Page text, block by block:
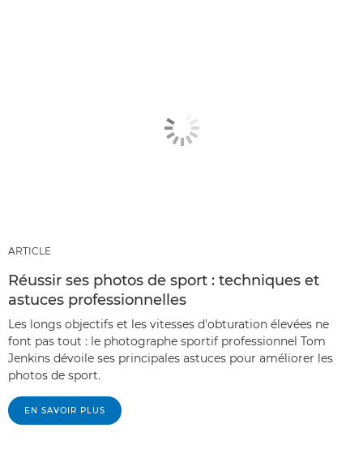
ARTICLE
Réussir ses photos de sport : techniques et
astuces professionnelles
Les longs objectifs et les vitesses d'obturation élevées ne
font pas tout : le photographe sportif professionnel Tom
Jenkins dévoile ses principales astuces pour améliorer les
photos de sport.
EN SAVOIR PLUS